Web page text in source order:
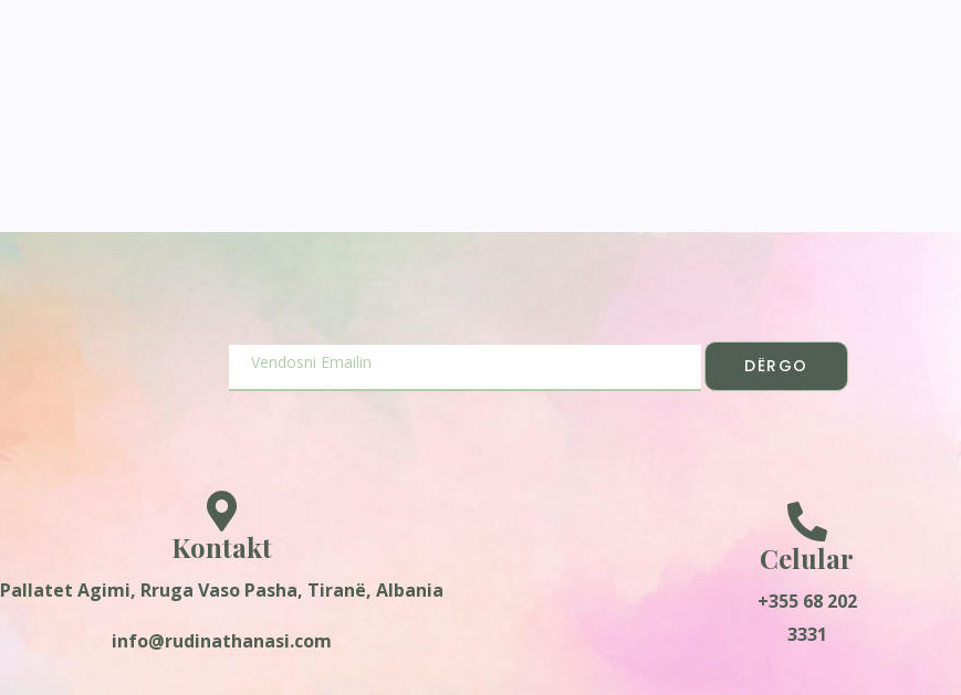
DËRGO
Kontakt
Pallatet Agimi, Rruga Vaso Pasha, Tiranë, Albania
info@rudinathanasi.com
Celular
+355 68 202
3331